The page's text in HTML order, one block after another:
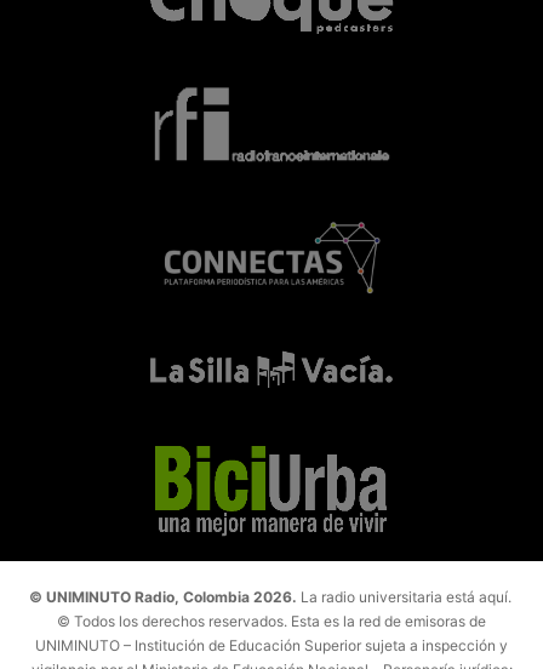
© UNIMINUTO Radio, Colombia 2026. La radio universitaria está aquí.
© Todos los derechos reservados. Esta es la red de emisoras de
UNIMINUTO – Institución de Educación Superior sujeta a inspección y